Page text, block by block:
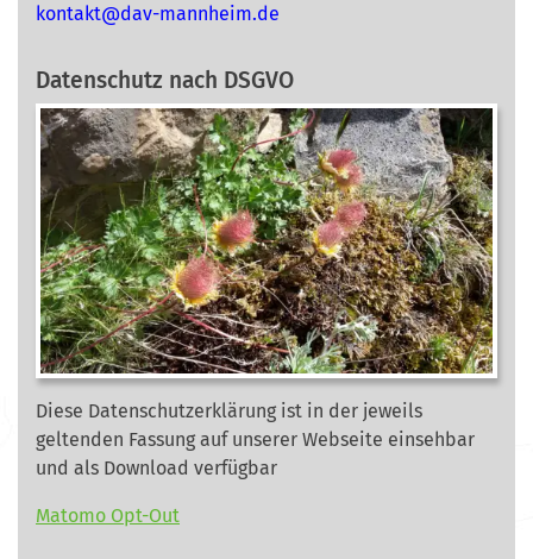
ed.mi
ehnna
m-vad
@tkat
nok
Datenschutz nach DSGVO
Diese Datenschutzerklärung ist in der jeweils
geltenden Fassung auf unserer Webseite einsehbar
und als Download verfügbar
Matomo Opt-Out